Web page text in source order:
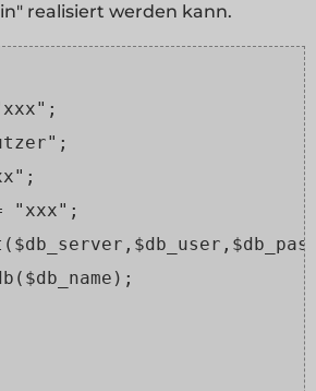
realisiert werden kann.
"xxx";